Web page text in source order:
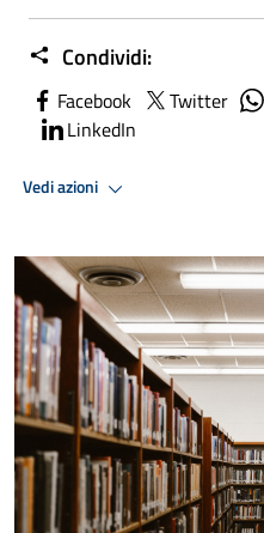
Condividi:
Facebook Twitter
LinkedIn
Vedi azioni